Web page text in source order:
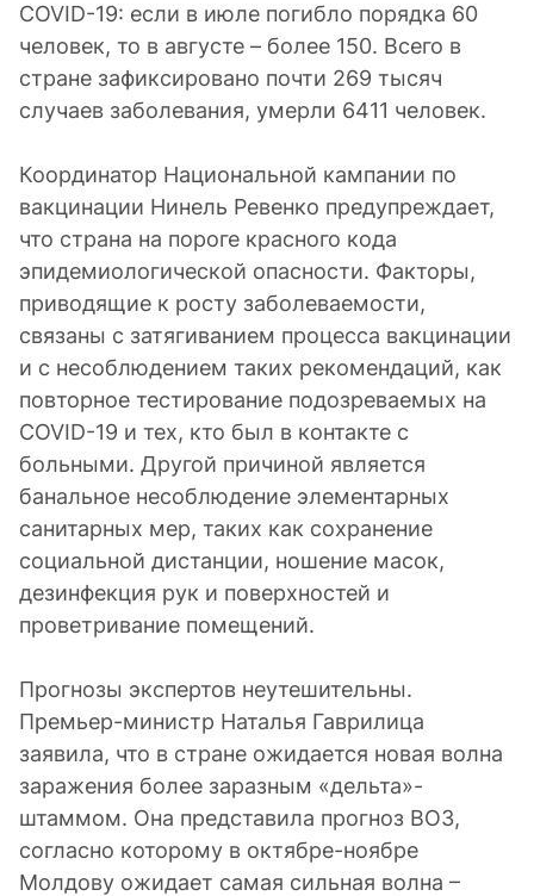
COVID-19: если в июле погибло порядка 60
человек, то в августе – более 150. Всего в
стране зафиксировано почти 269 тысяч
случаев заболевания, умерли 6411 человек.
Координатор Национальной кампании по
вакцинации Нинель Ревенко предупреждает,
что страна на пороге красного кода
эпидемиологической опасности. Факторы,
приводящие к росту заболеваемости,
связаны с затягиванием процесса вакцинации
и с несоблюдением таких рекомендаций, как
повторное тестирование подозреваемых на
COVID-19 и тех, кто был в контакте с
больными. Другой причиной является
банальное несоблюдение элементарных
санитарных мер, таких как сохранение
социальной дистанции, ношение масок,
дезинфекция рук и поверхностей и
проветривание помещений.
Прогнозы экспертов неутешительны.
Премьер-министр Наталья Гаврилица
заявила, что в стране ожидается новая волна
заражения более заразным «дельта»-
штаммом. Она представила прогноз ВОЗ,
согласно которому в октябре-ноябре
Молдову ожидает самая сильная волна –